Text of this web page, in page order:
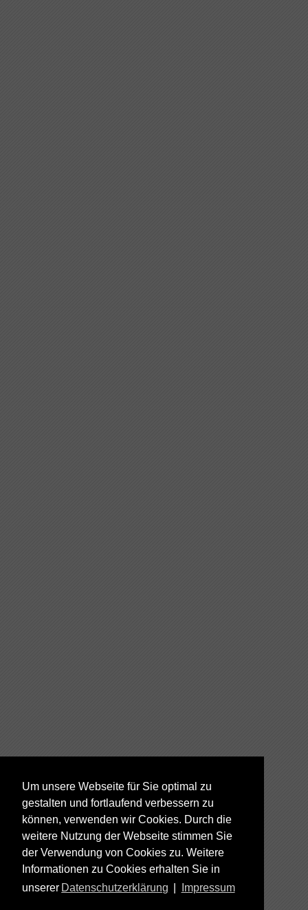
Um unsere Webseite für Sie optimal zu
gestalten und fortlaufend verbessern zu
können, verwenden wir Cookies. Durch die
weitere Nutzung der Webseite stimmen Sie
der Verwendung von Cookies zu. Weitere
Informationen zu Cookies erhalten Sie in
unserer Datenschutzerklärung Impressum